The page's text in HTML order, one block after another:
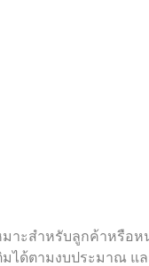
าะสำหรับลูกค้าหรือ
มได้ตามงบประมาณ